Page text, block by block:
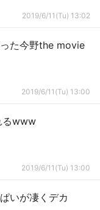
2019/6/11(Tu) 13:02
った今野the movie
2019/6/11(Tu) 13:00
るwww
2019/6/11(Tu) 13:00
いが凄くデカ